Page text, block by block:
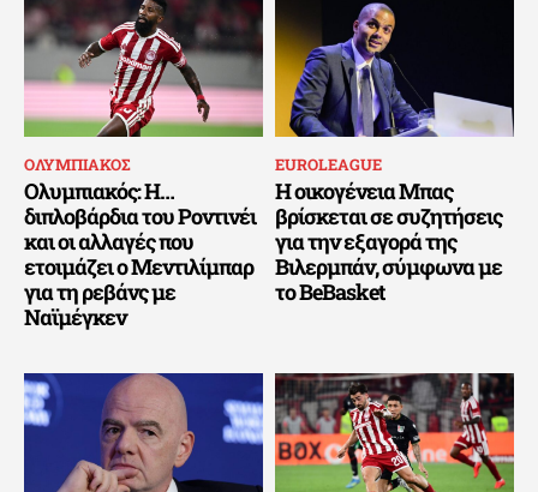
ΟΛΥΜΠΙΑΚΟΣ
Ολυμπιακός: Η…
διπλοβάρδια του Ροντινέι
και οι αλλαγές που
ετοιμάζει ο Μεντιλίμπαρ
για τη ρεβάνς με
Ναϊμέγκεν
EUROLEAGUE
Η οικογένεια Μπας
βρίσκεται σε συζητήσεις
για την εξαγορά της
Βιλερμπάν, σύμφωνα με
το BeBasket